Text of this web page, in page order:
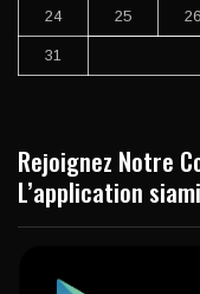
24 25 26
31
Rejoignez Notre
L’application